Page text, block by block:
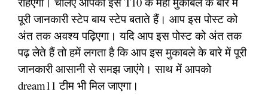
पूरी जानकारी स्टेप बाय स्टेप बताते हैं। आप इस पोस्ट को
अंत तक अवश्य पढ़िएगा। यदि आप इस पोस्ट को अंत तक
पढ़ लेते हैं तो हमें लगता है कि आप इस मुकाबले के बारे में पूरी
जानकारी आसानी से समझ जाएंगे। साथ में आपको
dream11 टीम भी मिल जाएगा।